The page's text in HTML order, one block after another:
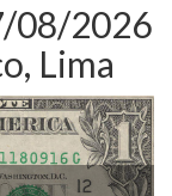
08/2026
Lima